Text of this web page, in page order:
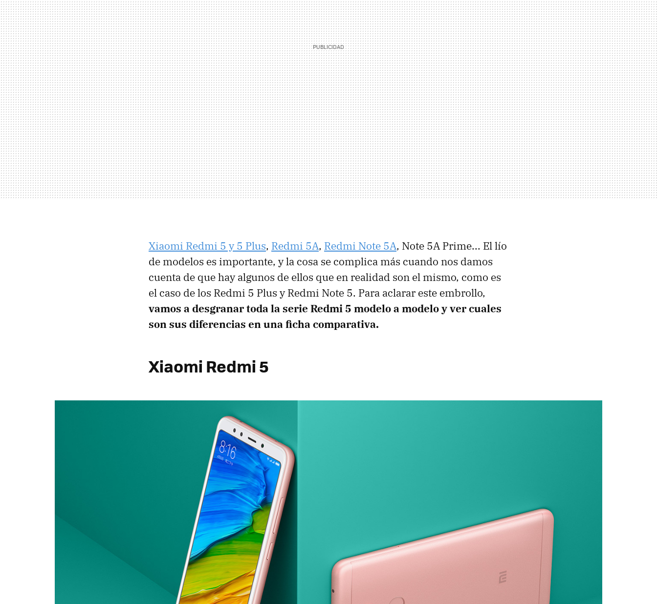
Xiaomi Redmi 5 y 5 Plus, Redmi 5A, Redmi Note 5A, Note 5A Prime... El lío
de modelos es importante, y la cosa se complica más cuando nos damos
cuenta de que hay algunos de ellos que en realidad son el mismo, como es
el caso de los Redmi 5 Plus y Redmi Note 5. Para aclarar este embrollo,
vamos a desgranar toda la serie Redmi 5 modelo a modelo y ver cuales
son sus diferencias en una ficha comparativa.
Xiaomi Redmi 5